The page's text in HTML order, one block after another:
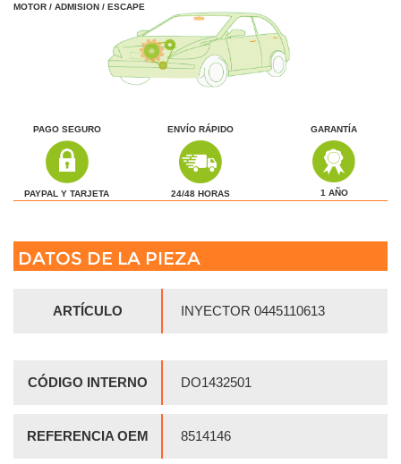
MOTOR / ADMISION / ESCAPE
PAGO SEGURO
PAYPAL Y TARJETA
ENVÍO RÁPIDO
24/48 HORAS
GARANTÍA
1 AÑO
DATOS DE LA PIEZA
ARTÍCULO INYECTOR 0445110613
CÓDIGO INTERNO DO1432501
REFERENCIA OEM 8514146